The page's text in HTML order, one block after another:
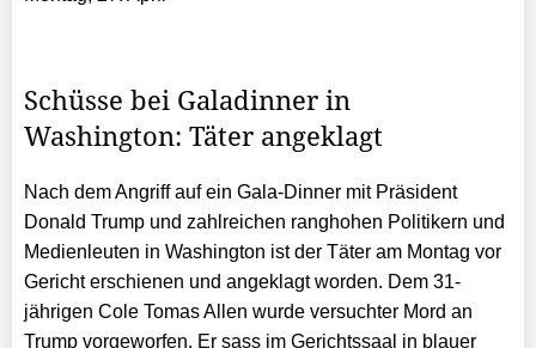
Schüsse bei Galadinner in
Washington: Täter angeklagt
Nach dem Angriff auf ein Gala-Dinner mit Präsident
Donald Trump und zahlreichen ranghohen Politikern und
Medienleuten in Washington ist der Täter am Montag vor
Gericht erschienen und angeklagt worden. Dem 31-
jährigen Cole Tomas Allen wurde versuchter Mord an
Trump vorgeworfen. Er sass im Gerichtssaal in blauer